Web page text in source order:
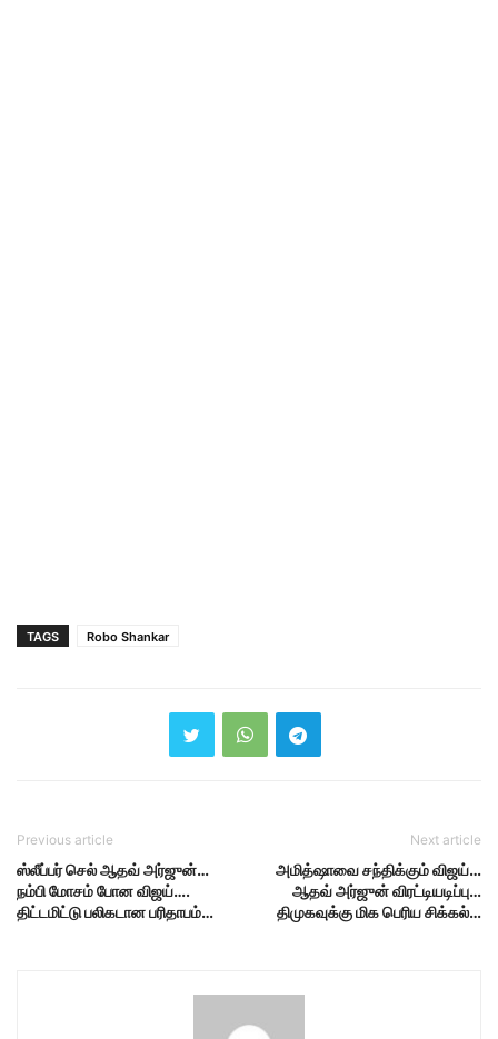
TAGS Robo Shankar
Previous article
ஸ்லீப்பர் செல் ஆதவ் அர்ஜுன்…
நம்பி மோசம் போன விஜய்….
திட்டமிட்டு பலிகடான பரிதாபம்…
Next article
அமித்ஷாவை சந்திக்கும் விஜய்…
ஆதவ் அர்ஜுன் விரட்டியடிப்பு…
திமுகவுக்கு மிக பெரிய சிக்கல்…